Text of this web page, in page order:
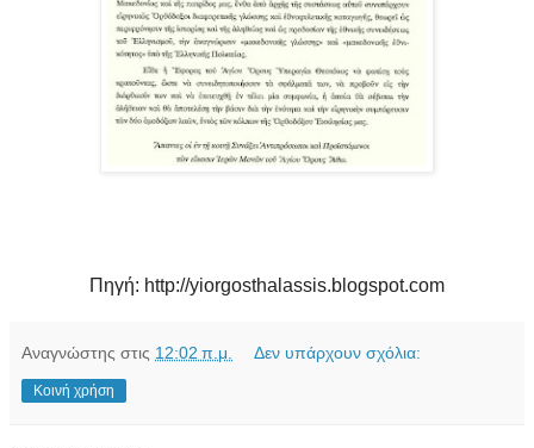
Πηγή: http://yiorgosthalassis.blogspot.com
Αναγνώστης στις 12:02 π.μ. Δεν υπάρχουν σχόλια:
Κοινή χρήση